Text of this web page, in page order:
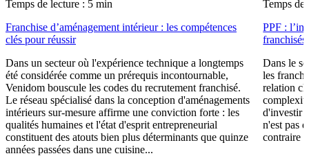
Temps de lecture : 5 min
Franchise d’aménagement intérieur : les compétences
clés pour réussir
Dans un secteur où l'expérience technique a longtemps
été considérée comme un prérequis incontournable,
Venidom bouscule les codes du recrutement franchisé.
Le réseau spécialisé dans la conception d'aménagements
intérieurs sur-mesure affirme une conviction forte : les
qualités humaines et l'état d'esprit entrepreneurial
constituent des atouts bien plus déterminants que quinze
années passées dans une cuisine...
Temps de
PPF :
franchisés
Dans le
les
relation
d'investir
n'est pas
contraire